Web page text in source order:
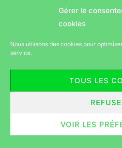
Gérer le
cookies
Nous utilisons des cookies pour
service.
TOUS LES
VOIR LES
AUTEUR DE LA
Écrit par
Copyright © 2026
Inspiro Theme par